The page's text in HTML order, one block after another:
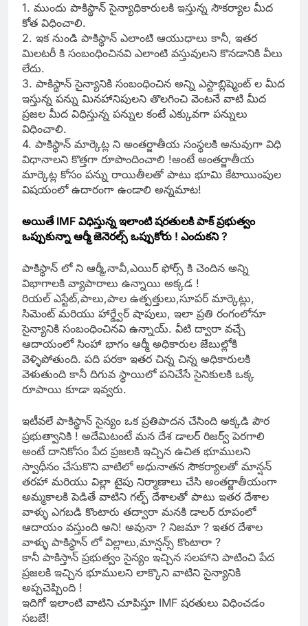
1. ముందు పాకిస్థాన్ సైన్యాధికారులకి ఇస్తున్న సౌకర్యాల మీద
కోత విధించాలి.
2. ఇక నుండి పాకిస్థాన్ ఎలాంటి ఆయుధాలు కానీ, ఇతర
మిలటరీ కి సంబంధించినవి ఎలాంటి వస్తువులని కొనడానికి వీలు
లేదు.
3. పాకిస్థాన్ సైన్యానికి సంబంధించిన అన్ని ఎస్టాబ్లిష్మెంట్ ల మీద
ఇస్తున్న పన్ను మినహానిపులని తొలగించి వెంటనే వాటి మీద
ప్రజల మీద విధిస్తున్న పన్నుల కంటే ఎక్కువగా పన్నులు
విధించాలి.
4. పాకిస్థాన్ మార్కెట్ల ని అంతర్జాతీయ సంస్థలకి అనువుగా విధి
విధానాలని కొత్తగా రూపొందించాలి !అంటే అంతర్జాతీయ
మార్కెట్ల కోసం పన్ను రాయితీలతో పాటు భూమి కేటాయింపుల
విషయంలో ఉదారంగా ఉండాలి అన్నమాట!
అయితే IMF విధిస్తున్న ఇలాంటి షరతులకి పాక్ ప్రభుత్వం
ఒప్పుకున్నా ఆర్మీ జెనెరల్స్ ఒప్పుకోరు ! ఎందుకని ?
పాకిస్థాన్ లో ని ఆర్మీ,నావీ,ఎయిర్ ఫోర్స్ కి చెందిన అన్ని
విభాగాలకి వ్యాపారాలు ఉన్నాయి అక్కడ !
రియల్ ఎస్టేట్,పాలు,పాల ఉత్పత్తులు,సూపర్ మార్కెట్లు,
సిమెంట్ మరియు హార్డ్వేర్ షాపులు, ఇలా ప్రతి రంగంలోనూ
సైన్యానికి సంబంధించినవి ఉన్నాయ్. వీటి ద్వారా వచ్చే
ఆదాయంలో సింహా భాగం ఆర్మీ అధికారుల జేబుల్లోకి
వెళ్ళిపోతుంది. పది పరకా ఇతర చిన్న చిన్న అధికారులకి
వెళుతుంది కానీ దిగువ స్థాయిలో పనిచేసే సైనికులకి ఒక్క
రూపాయి కూడా ఇవ్వరు.
ఇటీవలే పాకిస్థాన్ సైన్యం ఒక ప్రతిపాదన చేసింది అక్కడి పౌర
ప్రభుత్వానికి ! అదేమిటంటే మన దేశ డాలర్ రిజర్వ్ పెరగాలి
అంటే దానికోసం పేద ప్రజలకి ఇచ్చిన ఉచిత భూములని
స్వాధీనం చేసుకొని వాటిలో అధునాతన సౌకర్యాలతో మాన్షన్
తరహా మరియు విల్లా టైపు నిర్మాణాలు చేసి అంతర్జాతీయంగా
అమ్మకాలకి పెడితే వాటిని గల్ఫ్ దేశాలతో పాటు ఇతర దేశాల
వాళ్ళు ఎగబడి కొంటారు తద్వారా మనకి డాలర్ రూపంలో
ఆదాయం వస్తుంది అని! అవునా ? నిజమా ? ఇతర దేశాల
వాళ్ళు పాకిస్థాన్ లో విల్లాలు,మాన్షన్స్ కొంటారా ?
కానీ పాకిస్తాన్ ప్రభుత్వం సైన్యం ఇచ్చిన సలహాని పాటించి పేద
ప్రజలకి ఇచ్చిన భూములని లాక్కొని వాటిని సైన్యానికి
అప్పచెప్పింది !
ఇదిగో ఇలాంటి వాటిని చూపిస్తూ IMF షరతులు విధించడం
సబబే!